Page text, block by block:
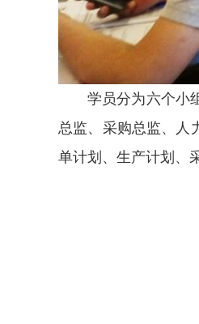
学员分为六个小
总监、采购总监、人
单计划、生产计划、